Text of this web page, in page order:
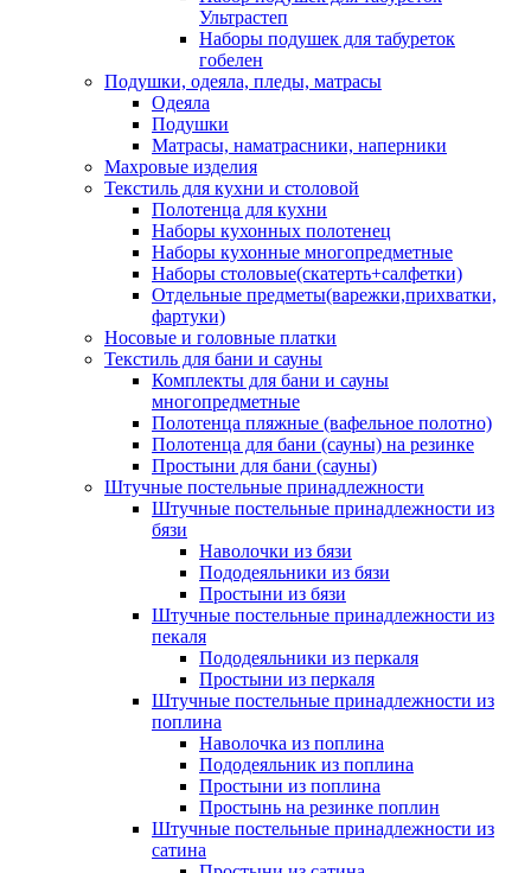
Ультрастеп
Наборы подушек для табуреток
гобелен
Подушки, одеяла, пледы, матрасы
Одеяла
Подушки
Матрасы, наматрасники, наперники
Махровые изделия
Текстиль для кухни и столовой
Полотенца для кухни
Наборы кухонных полотенец
Наборы кухонные многопредметные
Наборы столовые(скатерть+салфетки)
Отдельные предметы(варежки,прихватки,
фартуки)
Носовые и головные платки
Текстиль для бани и сауны
Комплекты для бани и сауны
многопредметные
Полотенца пляжные (вафельное полотно)
Полотенца для бани (сауны) на резинке
Простыни для бани (сауны)
Штучные постельные принадлежности
Штучные постельные принадлежности из
бязи
Наволочки из бязи
Пододеяльники из бязи
Простыни из бязи
Штучные постельные принадлежности из
пекаля
Пододеяльники из перкаля
Простыни из перкаля
Штучные постельные принадлежности из
поплина
Наволочка из поплина
Пододеяльник из поплина
Простыни из поплина
Простынь на резинке поплин
Штучные постельные принадлежности из
сатина